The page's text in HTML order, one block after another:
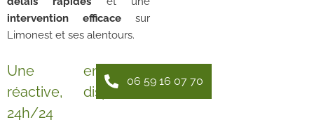
intervention efficace sur
Limonest et ses alentours.
Une entreprise
réactive, disponible
24h/24
06 59 16 07 70